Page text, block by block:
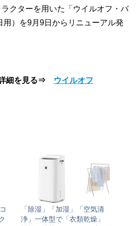
クターを用いた「ウイルオフ・バ
用）を9月9日からリニューアル発
細を見る⇒ ウイルオフ
「除湿」「加湿」「空気清
浄」一体型で「衣類乾燥」